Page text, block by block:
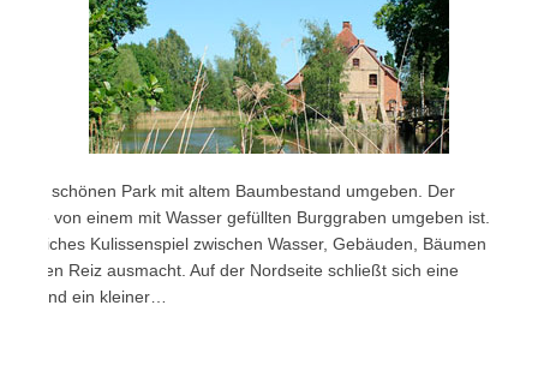
schönen Park mit altem Baumbestand umgeben. Der
die von einem mit Wasser gefüllten Burggraben umgeben ist.
Kulissenspiel zwischen Wasser, Gebäuden, Bäumen
Reiz ausmacht. Auf der Nordseite schließt sich eine
und ein kleiner…